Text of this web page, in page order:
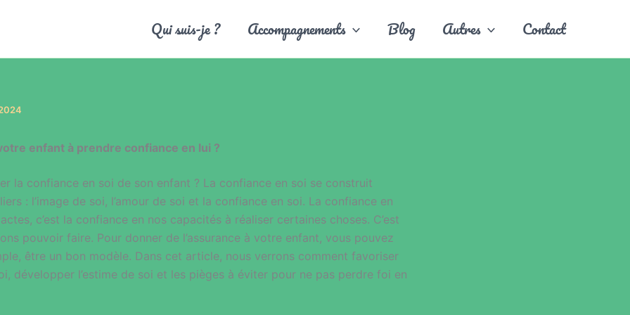
Qui suis-je ? Accompagnements Blog Autres Contact
enfant à prendre confiance en lui ?
la confiance en soi de son enfant ? La confiance en soi se construit
: l’image de soi, l’amour de soi et la confiance en soi. La confiance en
c’est la confiance en nos capacités à réaliser certaines choses. C’est
pouvoir faire. Pour donner de l’assurance à votre enfant, vous pouvez
être un bon modèle. Dans cet article, nous verrons comment favoriser
développer l’estime de soi et les pièges à éviter pour ne pas perdre foi en